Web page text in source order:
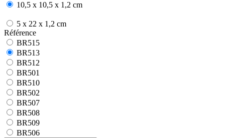
10,5 x 10,5 x 1,2 cm
5 x 22 x 1,2 cm
Référence
BR515
BR515
BR513
BR513
BR512
BR512
BR501
BR501
BR510
BR510
BR502
BR502
BR507
BR507
BR508
BR508
BR509
BR509
BR506
BR506